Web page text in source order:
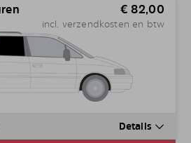
€ 82,00
incl. verzendkosten en btw
Details